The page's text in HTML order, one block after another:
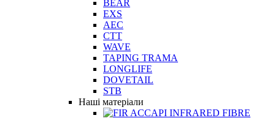
BEAR
EXS
AEC
CTT
WAVE
TAPING TRAMA
LONGLIFE
DOVETAIL
STB
Наші матеріали